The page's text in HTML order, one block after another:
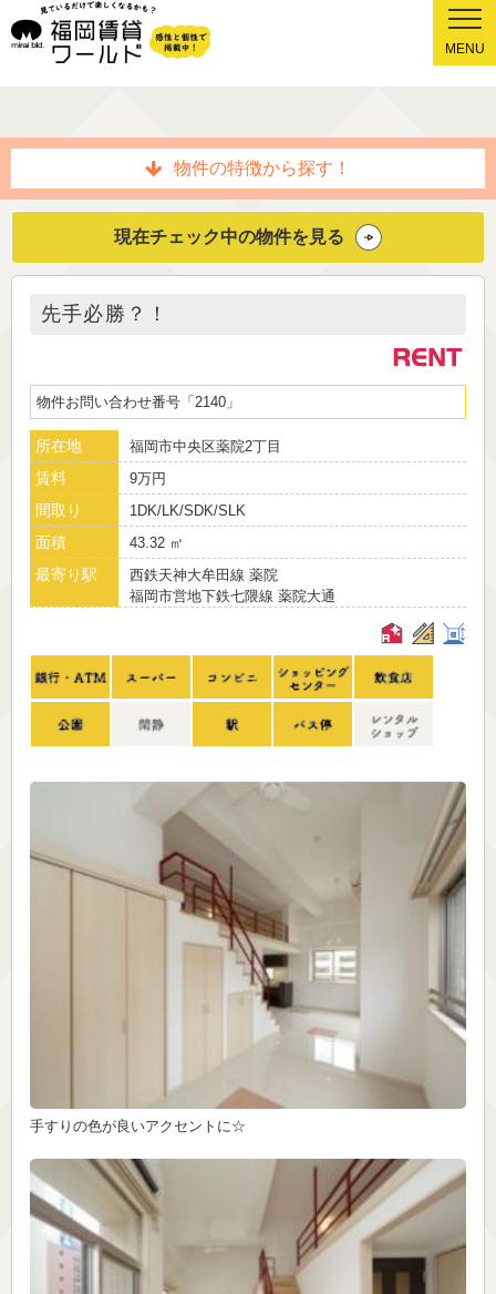
MENU
物件の特徴から探す！
現在チェック中の物件を見る
先手必勝？！
物件お問い合わせ番号 2140
所在地 福岡市中央区薬院2丁目
賃料 9万円
間取り 1DK/LK/SDK/SLK
面積 43.32 ㎡
最寄り駅
西鉄天神大牟田線 薬院
福岡市営地下鉄七隈線 薬院大通
手すりの色が良いアクセントに☆